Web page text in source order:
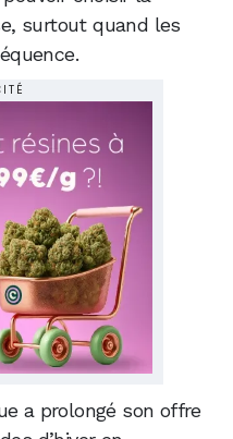
surtout quand les
a prolongé son offre